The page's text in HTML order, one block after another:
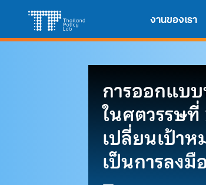
content
งานของเรา
Search
การออกแบ
ในศตวรรษที่
เปลี่ยนเป้าห
เป็นการลงมือ